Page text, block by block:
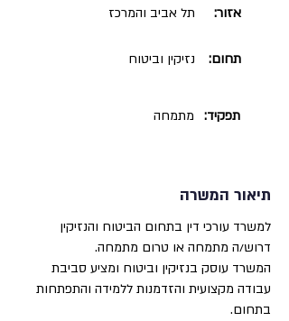
תל אביב והמרכז אזור:
נזיקין וביטוח תחום:
מתמחה תפקיד:
תיאור המשרה
למשרד עורכי דין בתחום הביטוח והנזיקין
דרוש/ה מתמחה או טרום מתמחה.
המשרד עוסק בנזיקין וביטוח ומציע סביבת
עבודה מקצועית והזדמנות ללמידה והתפתחות
בתחום.